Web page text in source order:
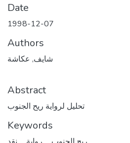
Date
1998-12-07
Authors
شايف, عكاشة
Abstract
تحليل لرواية ريح الجنوب
Keywords